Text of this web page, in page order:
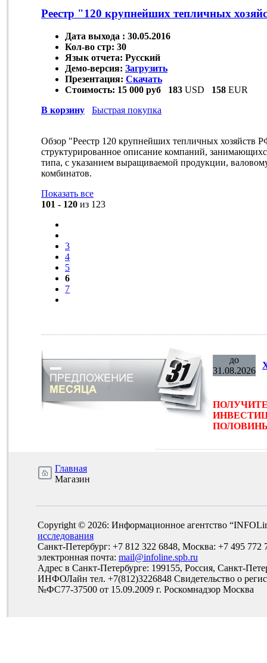
Реестр "120 крупнейших тепличных
Дата выхода : 30.05.2016
Кол-во стр: 30
Язык отчета: Русский
Демо-версия: Загрузить
Презентация: Скачать
Стоимость: 15 000 руб 183 USD 158 EUR
В корзину
Быстрая покупка
Обзор "Реестр 120 крупнейших тепличных хозяйств
структурированное описание компаний,
типа, с указанием выращиваемой продукции,
комбинатов.
Показать все
101 - 120 из 123
3
4
5
6
7
до
31.08.2026
ПОЛОВИНЫ
Главная
Магазин
Copyright © 2026: Информационное агентство
исследования
Санкт-Петербург: +7 812 322 6848, Москва: +7 495 772
электронная почта: mail@infoline.spb.ru
Адрес в Санкт-Петербурге: 199155, Россия, Санкт-
ИНФОЛайн тел. +7(812)3226848 Свидетельство о
№ФС77-37500 от 15.09.2009 г. Роскомнадзор Москва